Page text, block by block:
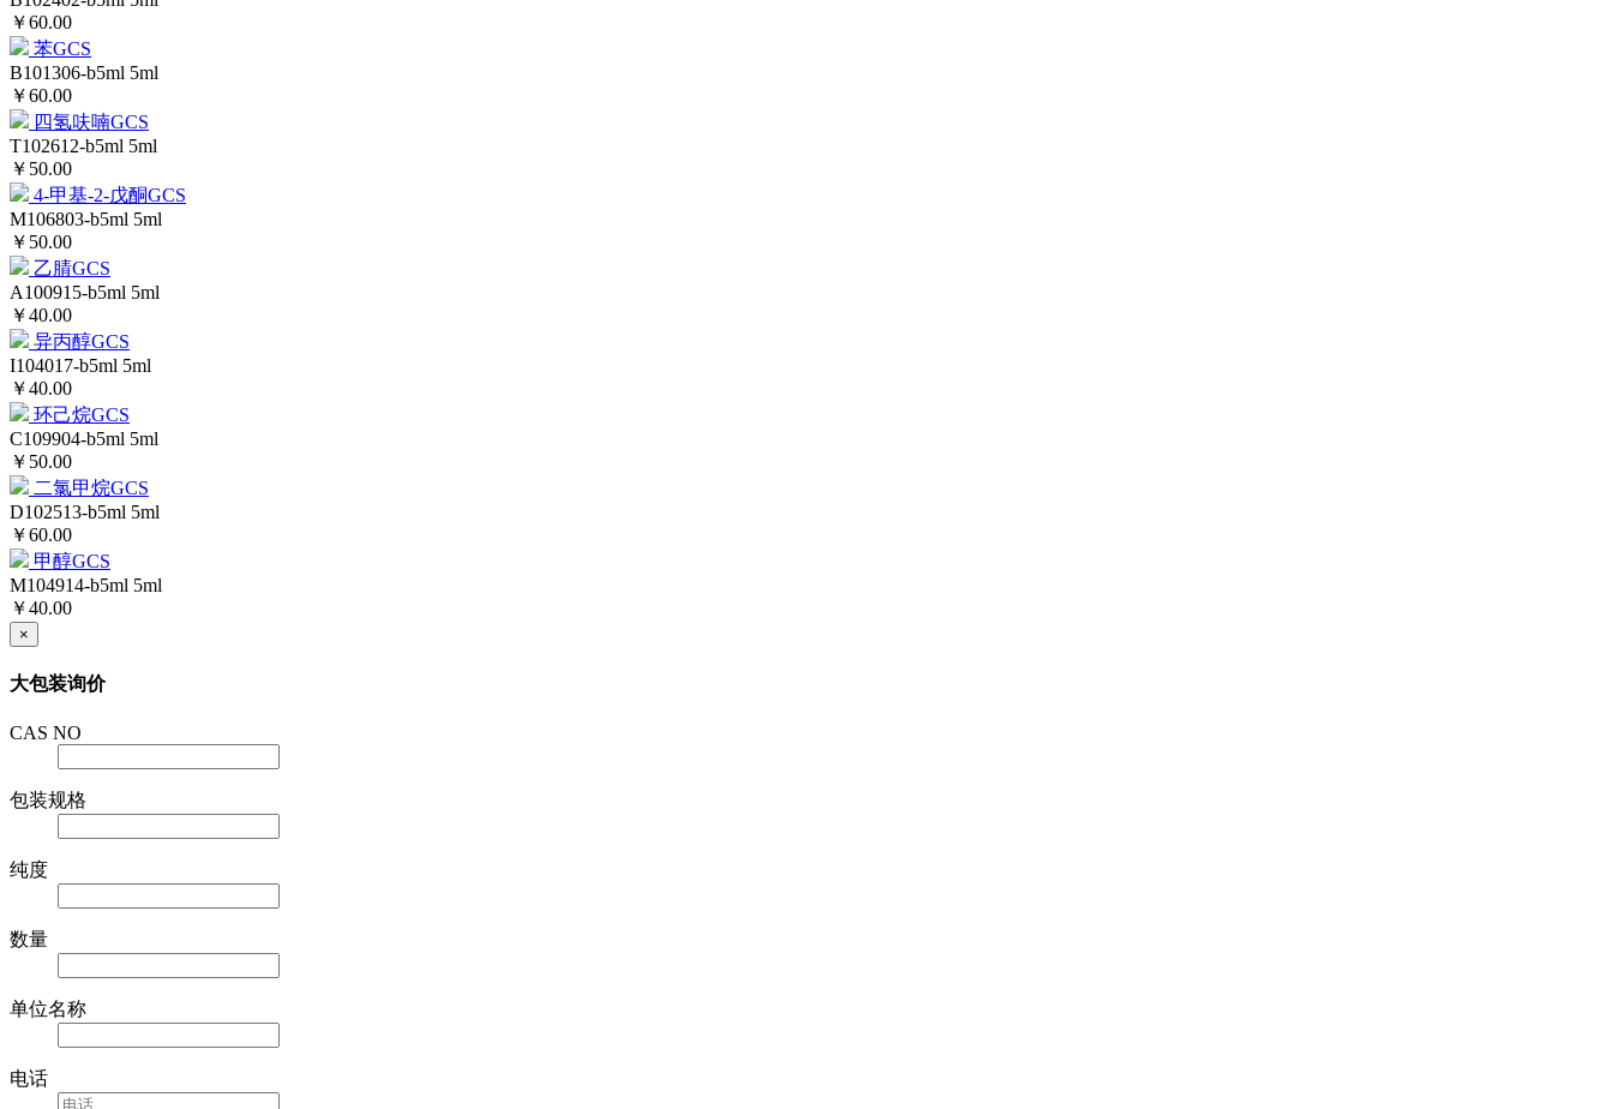
￥60.00
苯GCS
B101306-b5ml 5ml
￥60.00
四氢呋喃GCS
T102612-b5ml 5ml
￥50.00
4-甲基-2-戊酮GCS
M106803-b5ml 5ml
￥50.00
乙腈GCS
A100915-b5ml 5ml
￥40.00
异丙醇GCS
I104017-b5ml 5ml
￥40.00
环己烷GCS
C109904-b5ml 5ml
￥50.00
二氯甲烷GCS
D102513-b5ml 5ml
￥60.00
甲醇GCS
M104914-b5ml 5ml
￥40.00
×
大包装询价
CAS NO
包装规格
纯度
数量
单位名称
电话